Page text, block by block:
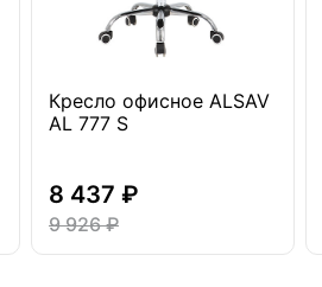
Кресло офисное ALSAV
AL 777 S
8 437 ₽
9 926 ₽